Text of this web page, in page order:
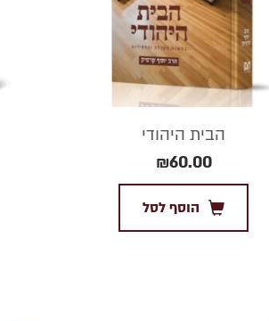
הבית היהודי
₪60.00
הוסף לסל